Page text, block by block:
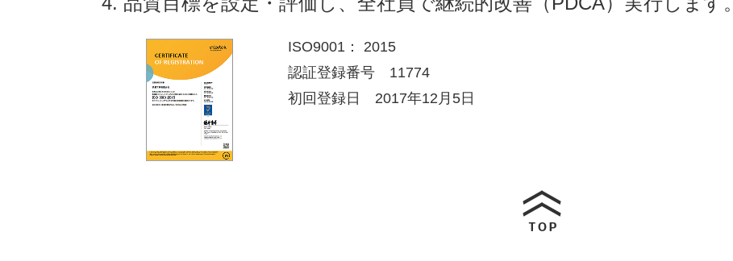
ISO9001： 2015
認証登録番号 11774
初回登録日 2017年12月5日